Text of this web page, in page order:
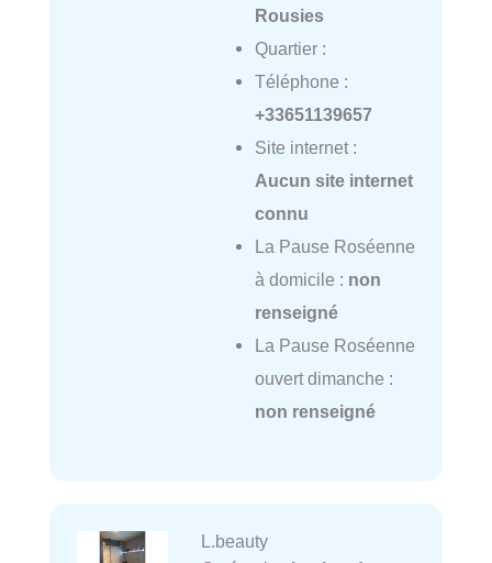
Rousies
Quartier :
Téléphone :
+33651139657
Site internet :
Aucun site internet
connu
La Pause Roséenne
à domicile : non
renseigné
La Pause Roséenne
ouvert dimanche :
non renseigné
L.beauty